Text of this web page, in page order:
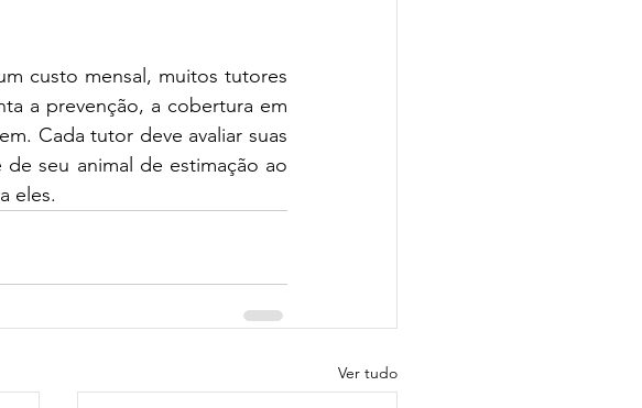
custo mensal, muitos tutores
a prevenção, a cobertura em
Cada tutor deve avaliar suas
seu animal de estimação ao
eles.
Ver tudo